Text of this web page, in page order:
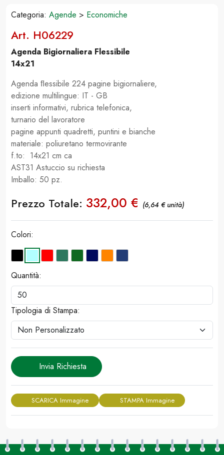
Categoria: Agende > Economiche
Art. H06229
Agenda Bigiornaliera Flessibile
14x21
Agenda ﬂessibile 224 pagine bigiornaliere,
edizione multilingue: IT - GB
inserti informativi, rubrica telefonica,
turnario del lavoratore
pagine appunti quadretti, puntini e bianche
materiale: poliuretano termovirante
f.to: 14x21 cm ca
AST31 Astuccio su richiesta
Imballo: 50 pz.
Prezzo Totale: 332,00 € (6,64 € unità)
Colori:
Quantità:
Tipologia di Stampa:
Invia Richiesta
SCARICA Immagine STAMPA Immagine